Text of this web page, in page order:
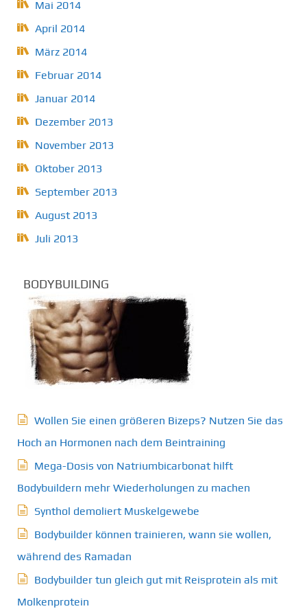
Mai 2014
April 2014
März 2014
Februar 2014
Januar 2014
Dezember 2013
November 2013
Oktober 2013
September 2013
August 2013
Juli 2013
BODYBUILDING
Wollen Sie einen größeren Bizeps? Nutzen Sie das
Hoch an Hormonen nach dem Beintraining
Mega-Dosis von Natriumbicarbonat hilft
Bodybuildern mehr Wiederholungen zu machen
Synthol demoliert Muskelgewebe
Bodybuilder können trainieren, wann sie wollen,
während des Ramadan
Bodybuilder tun gleich gut mit Reisprotein als mit
Molkenprotein